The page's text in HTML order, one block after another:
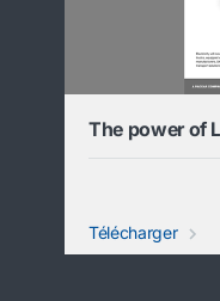
The power of
Télécharger